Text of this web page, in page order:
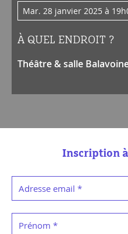
mar. 28 janvier 2025 à
À QUEL ENDROIT ?
Théâtre & salle
Inscription
Adresse email *
Prénom *